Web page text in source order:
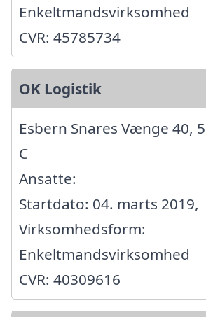
Enkeltmandsvirksomhed
CVR: 45785734
OK Logistik
Esbern Snares Vænge 40,
C
Ansatte:
Startdato: 04. marts 2019,
Virksomhedsform:
Enkeltmandsvirksomhed
CVR: 40309616